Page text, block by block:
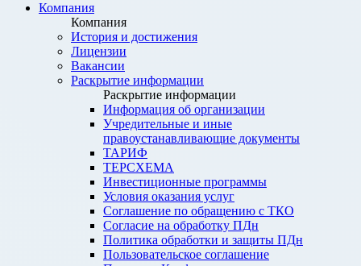
Компания
Компания
История и достижения
Лицензии
Вакансии
Раскрытие информации
Раскрытие информации
Информация об организации
Учредительные и иные
правоустанавливающие документы
ТАРИФ
ТЕРСХЕМА
Инвестиционные программы
Условия оказания услуг
Соглашение по обращению с ТКО
Согласие на обработку ПДн
Политика обработки и защиты ПДн
Пользовательское соглашение